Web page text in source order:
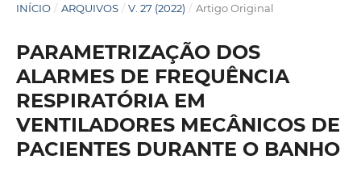
INÍCIO / ARQUIVOS / V. 27 (2022) / Artigo Original
PARAMETRIZAÇÃO DOS
ALARMES DE FREQUÊNCIA
RESPIRATÓRIA EM
VENTILADORES MECÂNICOS DE
PACIENTES DURANTE O BANHO